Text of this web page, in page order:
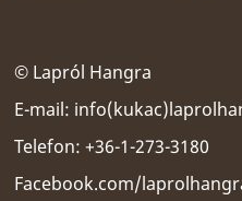
© Lapról Hangra
E-mail:
Telefon: +36-1-273-3180
Facebook.com/